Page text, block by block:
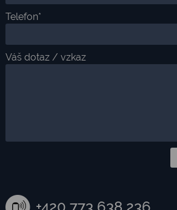
Telefon*
Váš dotaz / vzkaz
+420 773 638 236